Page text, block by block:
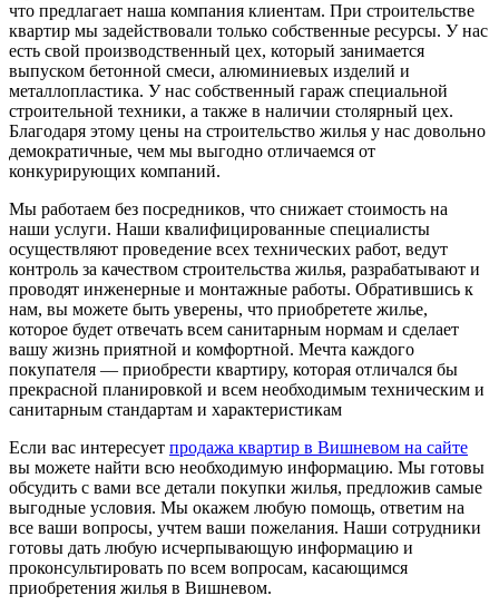
что предлагает наша компания клиентам. При строительстве
квартир мы задействовали только собственные ресурсы. У нас
есть свой производственный цех, который занимается
выпуском бетонной смеси, алюминиевых изделий и
металлопластика. У нас собственный гараж специальной
строительной техники, а также в наличии столярный цех.
Благодаря этому цены на строительство жилья у нас довольно
демократичные, чем мы выгодно отличаемся от
конкурирующих компаний.
Мы работаем без посредников, что снижает стоимость на
наши услуги. Наши квалифицированные специалисты
осуществляют проведение всех технических работ, ведут
контроль за качеством строительства жилья, разрабатывают и
проводят инженерные и монтажные работы. Обратившись к
нам, вы можете быть уверены, что приобретете жилье,
которое будет отвечать всем санитарным нормам и сделает
вашу жизнь приятной и комфортной. Мечта каждого
покупателя — приобрести квартиру, которая отличался бы
прекрасной планировкой и всем необходимым техническим и
санитарным стандартам и характеристикам
Если вас интересует продажа квартир в Вишневом на сайте
вы можете найти всю необходимую информацию. Мы готовы
обсудить с вами все детали покупки жилья, предложив самые
выгодные условия. Мы окажем любую помощь, ответим на
все ваши вопросы, учтем ваши пожелания. Наши сотрудники
готовы дать любую исчерпывающую информацию и
проконсультировать по всем вопросам, касающимся
приобретения жилья в Вишневом.